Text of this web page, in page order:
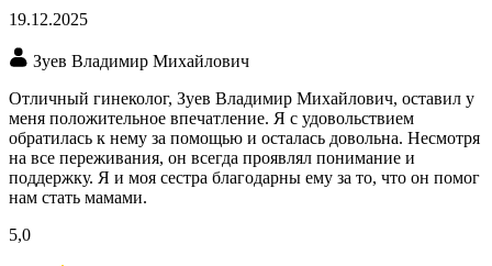
19.12.2025
Зуев Владимир Михайлович
Отличный гинеколог, Зуев Владимир Михайлович, оставил у
меня положительное впечатление. Я с удовольствием
обратилась к нему за помощью и осталась довольна. Несмотря
на все переживания, он всегда проявлял понимание и
поддержку. Я и моя сестра благодарны ему за то, что он помог
нам стать мамами.
5,0